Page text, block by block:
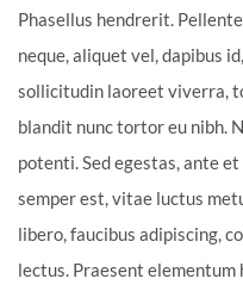
Phasellus hendrerit.
neque, aliquet vel, dapibus
sollicitudin laoreet viverra,
blandit nunc tortor eu nibh.
potenti. Sed egestas, ante
semper est, vitae luctus
libero, faucibus adipiscing,
lectus. Praesent